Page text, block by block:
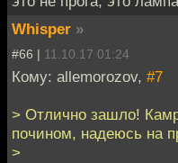
Whisper »
#66 | 11.10.17 01:24
Кому: allemorozov, #7
> Отлично зашло!
почином, надеюсь на
>